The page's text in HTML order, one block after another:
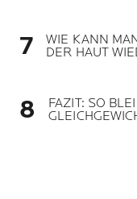
WIE KANN
DER HAUT
FAZIT: SO